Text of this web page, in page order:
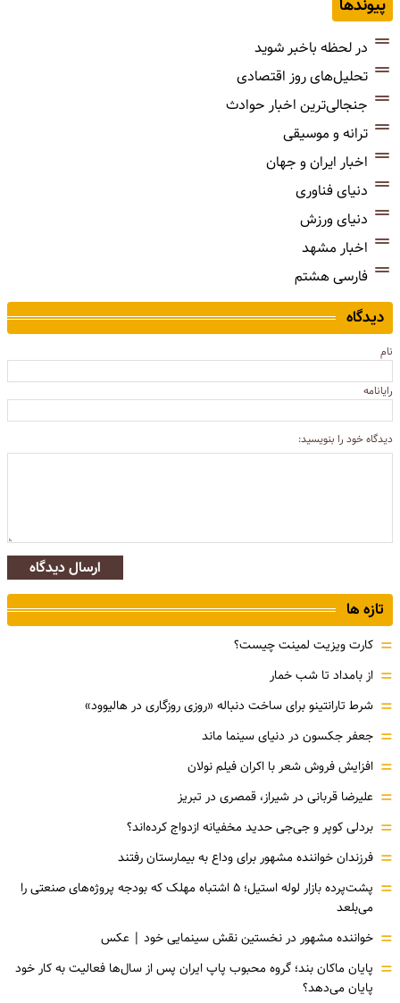
پیوندها
در لحظه باخبر شوید
تحلیل‌های روز اقتصادی
جنجالی‌ترین اخبار حوادث
ترانه و موسیقی
اخبار ایران و جهان
دنیای فناوری
دنیای ورزش
اخبار مشهد
فارسی هشتم
دیدگاه
نام
رایانامه
دیدگاه خود را بنویسید:
ارسال دیدگاه
تازه ها
= کارت ویزیت لمینت چیست؟
= از بامداد تا شب خمار
= شرط تارانتینو برای ساخت دنباله «روزی روزگاری در هالیوود»
= جعفر جکسون در دنیای سینما ماند
= افزایش فروش شعر با اکران فیلم نولان
= علیرضا قربانی در شیراز، قمصری در تبریز
= بردلی کوپر و جی‌جی حدید مخفیانه ازدواج کرده‌اند؟
= فرزندان خواننده مشهور برای وداع به بیمارستان رفتند
=
پشت‌پرده بازار لوله استیل؛ ۵ اشتباه مهلک که بودجه پروژه‌های صنعتی را
می‌بلعد
= خواننده مشهور در نخستین نقش سینمایی خود |‌ عکس
= پایان ماکان بند؛ گروه محبوب پاپ ایران پس از سال‌ها فعالیت به کار خود
پایان می‌دهد؟